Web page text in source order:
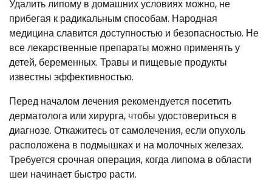
Удалить липому в домашних условиях можно, не
прибегая к радикальным способам. Народная
медицина славится доступностью и безопасностью. Не
все лекарственные препараты можно применять у
детей, беременных. Травы и пищевые продукты
известны эффективностью.
Перед началом лечения рекомендуется посетить
дерматолога или хирурга, чтобы удостовериться в
диагнозе. Откажитесь от самолечения, если опухоль
расположена в подмышках и на молочных железах.
Требуется срочная операция, когда липома в области
шеи начинает быстро расти.